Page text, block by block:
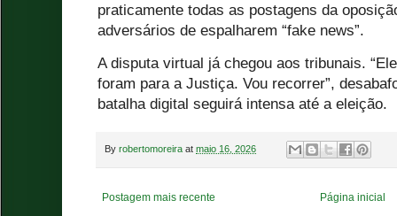
praticamente todas as postagens da
adversários de espalharem “fake news”.
A disputa virtual já chegou aos tribunais.
foram para a Justiça. Vou recorrer”,
batalha digital seguirá intensa até a eleição.
By robertomoreira at maio 16, 2026
Postagem mais recente Página inicial